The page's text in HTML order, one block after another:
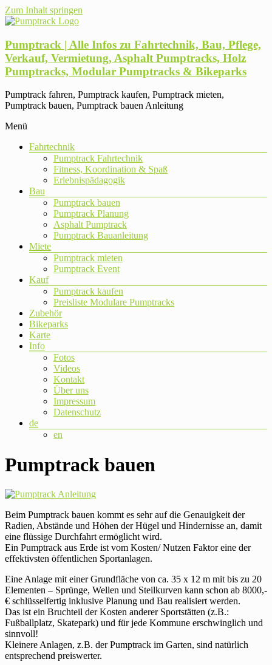
Zum Inhalt springen
Pumptrack | Alle Infos zu Fahrtechnik, Bau, Pflege,
Verkauf, Vermietung, Asphalt Pumptracks, Holz
Pumptracks, Modular Pumptracks & Bikeparks
Pumptrack fahren, Pumptrack kaufen, Pumptrack mieten,
Pumptrack bauen, Pumptrack bauen Anleitung
Menü
Fahrtechnik
Pumptrack Fahrtechnik
Fitness, Koordination & Spaß
Erlebnispädagogik
Bau
Pumptrack bauen
Pumptrack Planung
Asphalt Pumptrack
Pumptrack Bauanleitung
Miete
Pumptrack mieten
Pumptrack Event
Kauf
Pumptrack kaufen
Preisliste Modulare Pumptracks
Zubehör
Bikeparks
Karte
Info
Fotos
Videos
Kontakt
Über uns
Impressum
Datenschutz
de
en
Pumptrack bauen
Beim Pumptrack bauen kommt es sehr auf die Genauigkeit der
Radien, Abstände und Höhen der Hügel und Hindernisse an, damit
eine flüssige Durchfahrt ermöglicht wird.
Ein Pumptrack aus Erde ist vom Kosten/ Nutzen Faktor eine der
effektivsten öffentlichen Sportanlagen.
Eine Anlage mit einer Grundfläche von ca. 35 x 12 m mit bis zu 20
Elementen – Sprünge, Wellen und Steilkurven kann schon ab 8000,-
€ schlüsselfertig inklusive Planung und Bau realisiert werden.
Das ist ein Bruchteil der Kosten anderer Sportstätten (z.B.:
Fußballplatz, Skatepark) und für jede Kommune erschwinglich und
sinnvoll!
Kleinere Anlagen, z.B. der Pumptrack im Garten, sind natürlich
entsprechend preiswerter.